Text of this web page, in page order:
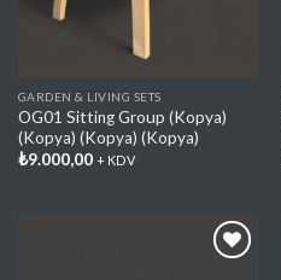
GARDEN & LIVING SETS
OG01 Sitting Group (Kopya)
(Kopya) (Kopya) (Kopya)
₺9.000,00 + KDV